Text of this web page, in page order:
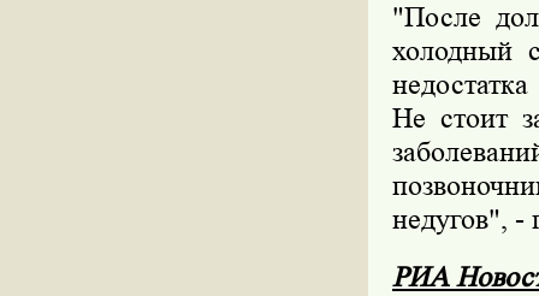
"После
холодный
Не стоит
недугов", -
РИА